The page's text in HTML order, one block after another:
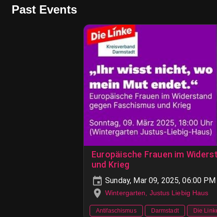
Past Events
Europäische Frauen im
und Krieg
Sunday, Mar 09, 2025, 06:00 PM
Wintergarten, Justus Liebig Haus
Antifaschismus Darmstadt Die